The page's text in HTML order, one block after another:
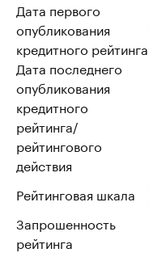
Дата первого
опубликования
кредитного рейтинга
Дата последнего
опубликования
кредитного
рейтинга/
рейтингового
действия
Рейтинговая шкала
Запрошенность
рейтинга